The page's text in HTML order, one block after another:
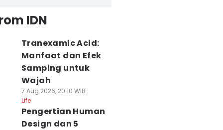
IDN
Tranexamic Acid:
Manfaat dan Efek
Samping untuk
Wajah
7 Aug 2026, 20:10 WIB
Life
Pengertian Human
Design dan 5